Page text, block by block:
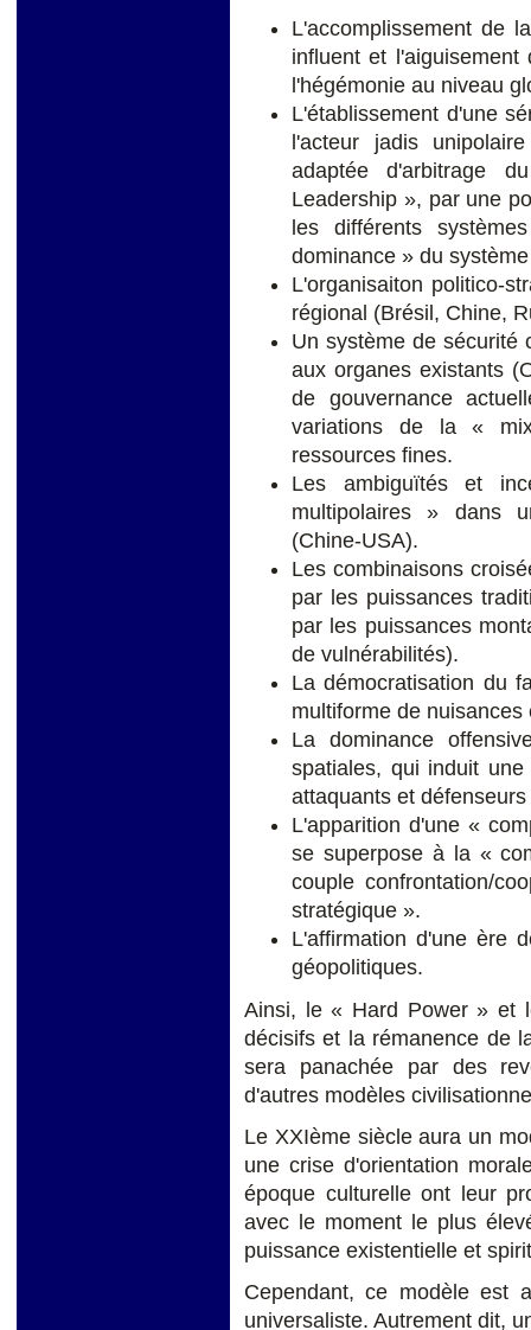
L'accomplissement de
influent et
l'hégémonie au niveau
L'établissement d'une
l'acteur jadis
adaptée d'arbitrage
Leadership », par une
les différents
dominance » du
L'organisaiton politico-
régional (Brésil, Chine,
Un système de sécurité
aux organes existants
de gouvernance
variations de la «
ressources fines.
Les ambiguïtés et
multipolaires » dans
(Chine-USA).
Les combinaisons
par les puissances
par les puissances
de vulnérabilités).
La démocratisation du
multiforme de nuisances
La dominance
spatiales, qui induit
attaquants et
L'apparition d'une «
se superpose à la «
couple confrontation/
stratégique ».
L'affirmation d'une ère
géopolitiques.
Ainsi, le « Hard Power » et
décisifs et la rémanence de
sera panachée par des
d'autres modèles
Le XXIème siècle aura un
une crise d'orientation
époque culturelle ont leur
avec le moment le plus
puissance existentielle et
Cependant, ce modèle est
universaliste. Autrement dit,